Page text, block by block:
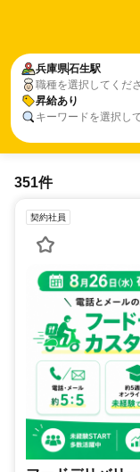
兵庫県石生駅
職種を選択してくだ
昇給あり
キーワードを選択し
351件
契約社員